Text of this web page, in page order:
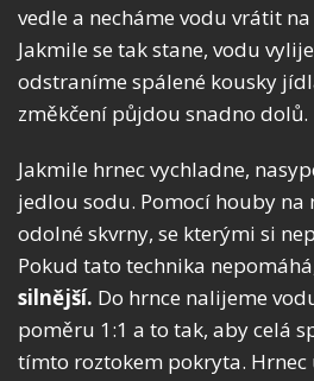
vedle a necháme vodu vrátit
Jakmile se tak stane, vodu
odstraníme spálené kousky
změkčení půjdou snadno dolů.
Jakmile hrnec vychladne,
jedlou sodu. Pomocí houby
odolné skvrny, se kterými si
Pokud tato technika
silnější. Do hrnce nalijeme
poměru 1:1 a to tak, aby celá
tímto roztokem pokryta.